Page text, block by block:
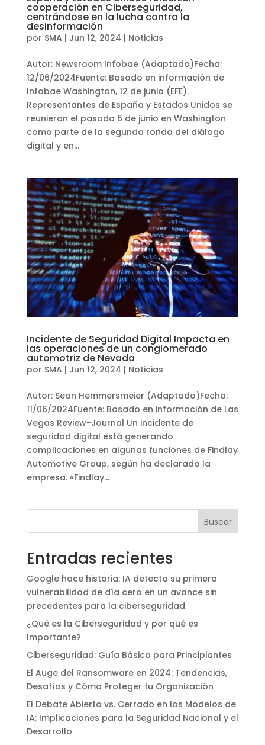
cooperación en Ciberseguridad,
centrándose en la lucha contra la
desinformación
por SMA | Jun 12, 2024 | Noticias
Autor: Newsroom Infobae (Adaptado)Fecha:
12/06/2024Fuente: Basado en información de
Infobae Washington, 12 de junio (EFE).
Representantes de España y Estados Unidos se
reunieron el pasado 6 de junio en Washington
como parte de la segunda ronda del diálogo
digital y en...
Incidente de Seguridad Digital Impacta en
las operaciones de un conglomerado
automotriz de Nevada
por SMA | Jun 12, 2024 | Noticias
Autor: Sean Hemmersmeier (Adaptado)Fecha:
11/06/2024Fuente: Basado en información de Las
Vegas Review-Journal Un incidente de
seguridad digital está generando
complicaciones en algunas funciones de Findlay
Automotive Group, según ha declarado la
empresa. «Findlay...
Buscar
Entradas recientes
Google hace historia: IA detecta su primera
vulnerabilidad de día cero en un avance sin
precedentes para la ciberseguridad
¿Qué es la Ciberseguridad y por qué es
Importante?
Ciberseguridad: Guía Básica para Principiantes
El Auge del Ransomware en 2024: Tendencias,
Desafíos y Cómo Proteger tu Organización
El Debate Abierto vs. Cerrado en los Modelos de
IA: Implicaciones para la Seguridad Nacional y el
Desarrollo